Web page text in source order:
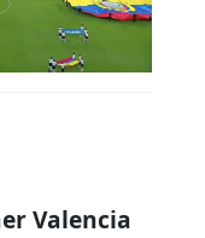
Valencia